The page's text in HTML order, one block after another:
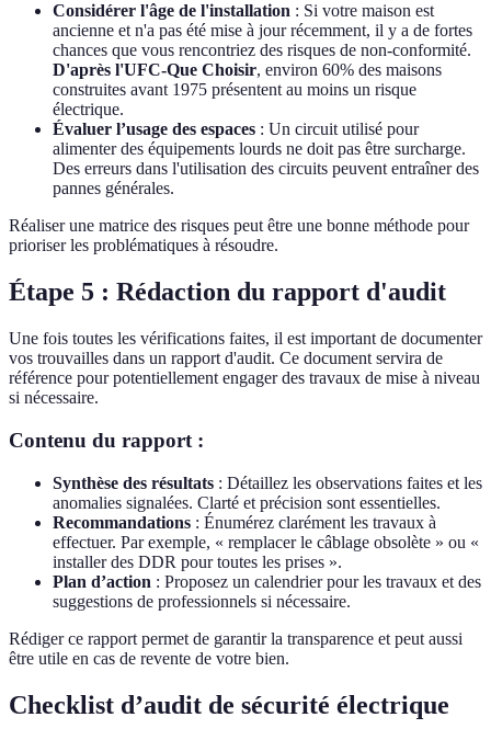
Considérer l'âge de l'installation : Si votre maison est
ancienne et n'a pas été mise à jour récemment, il y a de fortes
chances que vous rencontriez des risques de non-conformité.
D'après l'UFC-Que Choisir, environ 60% des maisons
construites avant 1975 présentent au moins un risque
électrique.
Évaluer l’usage des espaces : Un circuit utilisé pour
alimenter des équipements lourds ne doit pas être surcharge.
Des erreurs dans l'utilisation des circuits peuvent entraîner des
pannes générales.
Réaliser une matrice des risques peut être une bonne méthode pour
prioriser les problématiques à résoudre.
Étape 5 : Rédaction du rapport d'audit
Une fois toutes les vérifications faites, il est important de documenter
vos trouvailles dans un rapport d'audit. Ce document servira de
référence pour potentiellement engager des travaux de mise à niveau
si nécessaire.
Contenu du rapport :
Synthèse des résultats : Détaillez les observations faites et les
anomalies signalées. Clarté et précision sont essentielles.
Recommandations : Énumérez clarément les travaux à
effectuer. Par exemple, « remplacer le câblage obsolète » ou «
installer des DDR pour toutes les prises ».
Plan d’action : Proposez un calendrier pour les travaux et des
suggestions de professionnels si nécessaire.
Rédiger ce rapport permet de garantir la transparence et peut aussi
être utile en cas de revente de votre bien.
Checklist d’audit de sécurité électrique